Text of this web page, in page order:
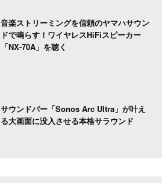
音楽ストリーミングを信頼のヤマハサウン
ドで鳴らす！ワイヤレスHiFiスピーカー
「NX-70A」を聴く
サウンドバー「Sonos Arc Ultra」が叶え
る大画面に没入させる本格サラウンド